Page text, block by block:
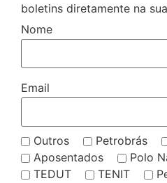
boletins diretamente na
Nome
Email
Outros Petrobrás
Aposentados
Polo
TEDUT
TENIT